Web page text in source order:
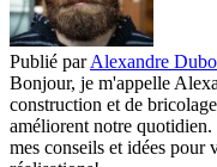
Publié par Alexandre
Bonjour, je m'appelle
construction et de
améliorent notre
mes conseils et idées pour